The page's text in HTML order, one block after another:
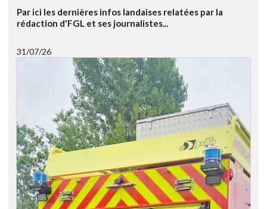
Par ici les dernières infos landaises relatées par la
rédaction d'FGL et ses journalistes...
31/07/26